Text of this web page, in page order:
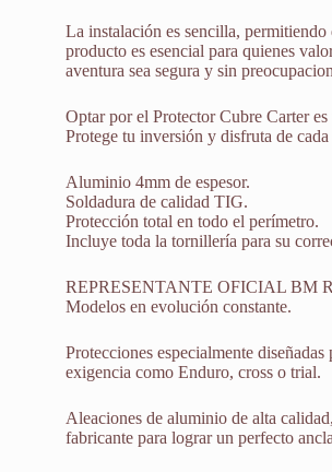
La instalación es sencilla,
producto es esencial para quienes
aventura sea segura y sin
Optar por el Protector Cubre Carter
Protege tu inversión y disfruta de
Aluminio 4mm de espesor.
Soldadura de calidad TIG.
Protección total en todo el perímetro.
Incluye toda la tornillería para su
REPRESENTANTE OFICIAL BM
Modelos en evolución constante.
Protecciones especialmente
exigencia como Enduro, cross o trial.
Aleaciones de aluminio de alta
fabricante para lograr un perfecto